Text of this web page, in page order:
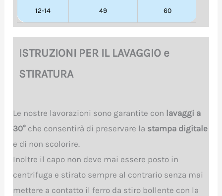
12-14 49 60
ISTRUZIONI PER IL LAVAGGIO e
STIRATURA
Le nostre lavorazioni sono garantite con lavaggi a
30° che consentirà di preservare la stampa digitale
e di non scolorire.
Inoltre il capo non deve mai essere posto in
centrifuga e stirato sempre al contrario senza mai
mettere a contatto il ferro da stiro bollente con la